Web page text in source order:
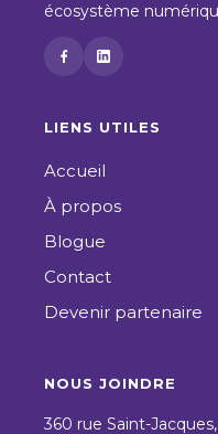
écosystème
LIENS UTILES
Accueil
À propos
Blogue
Contact
Devenir partenaire
NOUS JOINDRE
360 rue Saint-Jacques,